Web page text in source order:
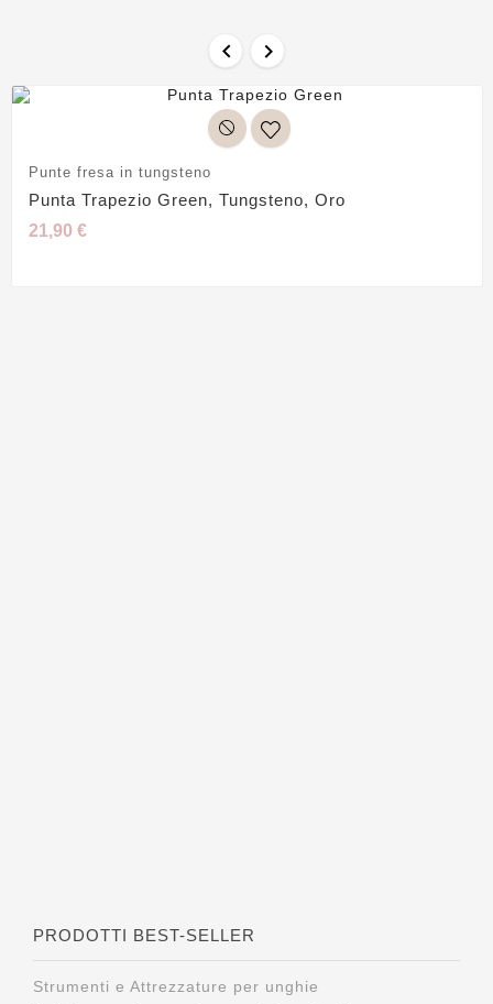
 
Punte fresa in tungsteno
Punta Trapezio Green, Tungsteno, Oro
21,90 €
PRODOTTI BEST-SELLER
Strumenti e Attrezzature per unghie